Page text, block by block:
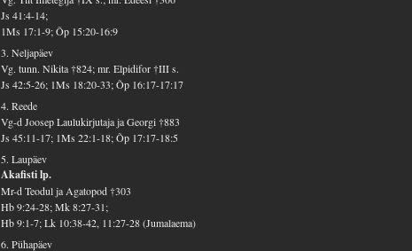
Js 41:4-14;
1Ms 17:1-9; Õp 15:20-16:9
3. Neljapäev
Vg. tunn. Nikita †824; mr. Elpidifor †III s.
Js 42:5-26; 1Ms 18:20-33; Õp 16:17-17:17
4. Reede
Vg-d Joosep Laulukirjutaja ja Georgi †883
Js 45:11-17; 1Ms 22:1-18; Õp 17:17-18:5
5. Laupäev
Akafisti lp.
Mr-d Teodul ja Agatopod †303
Hb 9:24-28; Mk 8:27-31;
Hb 9:1-7; Lk 10:38-42, 11:27-28 (Jumalaema)
6. Pühapäev